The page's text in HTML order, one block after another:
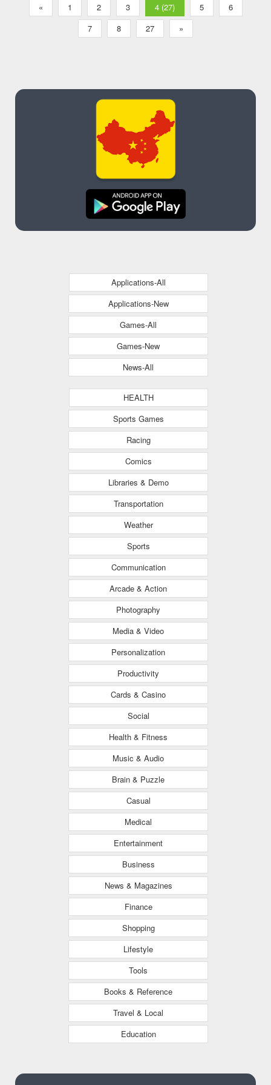
« 1 2 3 4 (27) 5
6
7
8 27 »
Applications-All
Applications-New
Games-All
Games-New
News-All
HEALTH
Sports Games
Racing
Comics
Libraries & Demo
Transportation
Weather
Sports
Communication
Arcade & Action
Photography
Media & Video
Personalization
Productivity
Cards & Casino
Social
Health & Fitness
Music & Audio
Brain & Puzzle
Casual
Medical
Entertainment
Business
News & Magazines
Finance
Shopping
Lifestyle
Tools
Books & Reference
Travel & Local
Education